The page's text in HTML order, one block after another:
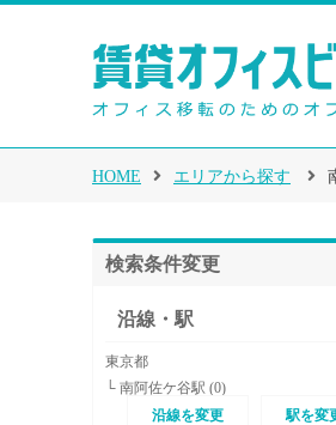
HOME エリアから探す
検索条件変更
沿線・駅
東京都
└ 南阿佐ケ谷駅 (0)
沿線を変更
駅を変